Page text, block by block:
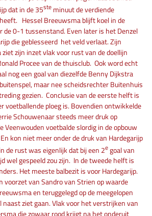
dat in de 35ste minuut de verdiende
Hessel Breeuwsma blijft koel in de
de 0-1 tussenstand. Even later is het Denzel
die geblesseerd het veld verlaat. Zijn
zijn inzet vlak voor rust van de doellijn
Procee van de thuisclub. Ook word echt
nog een goal van diezelfde Benny Dijkstra
maar nee scheidsrechter Buitenhuis
gezien. Conclusie van de eerste helft is
voetballende ploeg is. Bovendien ontwikkelde
Schouwenaar steeds meer druk op
Veenwouden voetbalde slordig in de opbouw
kon niet meer onder de druk van Hardegarijp
de rust was eigenlijk dat bij een 2egoal van
wel gespeeld zou zijn. In de tweede helft is
Het meeste balbezit is voor Hardegarijp.
voorzet van Sandro van Strien op waarde
en teruggelegd op de meegelopen
naast ziet gaan. Vlak voor het verstrijken van
die zowaar rood krijgt na het onderuit